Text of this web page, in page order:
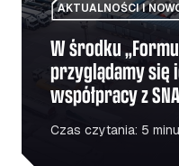
AKTUALNOŚCI I
W środku
przyglądamy się
współpracy z
Czas czytania: 5